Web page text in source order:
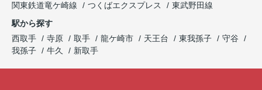
関東鉄道竜ケ崎線
つくばエクスプレス
東武野田線
駅から探す
西取手
寺原 取手 龍ケ崎市 天王台 東我孫子
守谷
我孫子
牛久 新取手